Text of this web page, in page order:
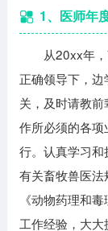
1、医师年
从20xx年，7
正确领导下，
关，及时请教
作所必须的各
行。认真学习
有关畜牧兽医
《动物药理和
工作经验，大